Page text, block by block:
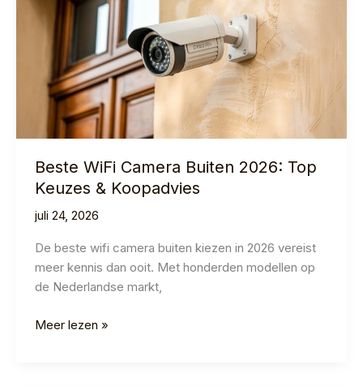
Gids
2026
Beste WiFi Camera Buiten 2026: Top
Keuzes & Koopadvies
juli 24, 2026
De beste wifi camera buiten kiezen in 2026 vereist
meer kennis dan ooit. Met honderden modellen op
de Nederlandse markt,
Beste
Meer lezen »